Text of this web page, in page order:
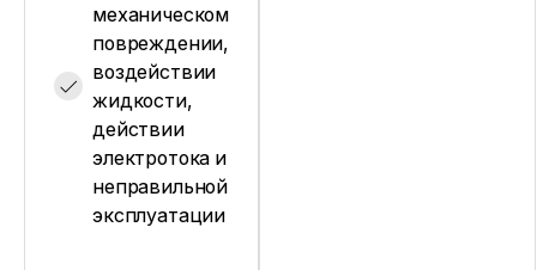
механическом
повреждении,
воздействии
жидкости,
действии
электротока и
неправильной
эксплуатации